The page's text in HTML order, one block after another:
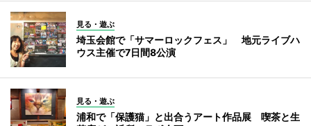
見る・遊ぶ
埼玉会館で「サマーロックフェス」 地元ライブハ
ウス主催で7日間8公演
見る・遊ぶ
浦和で「保護猫」と出合うアート作品展 喫茶と生